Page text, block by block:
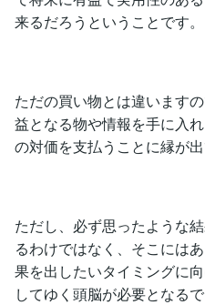
来るだろうということです。
ただの買い物とは違います
益となる物や情報を手に入
の対価を支払うことに縁が出
ただし、必ず思ったような
るわけではなく、そこには
果を出したいタイミングに
してゆく頭脳が必要となるで